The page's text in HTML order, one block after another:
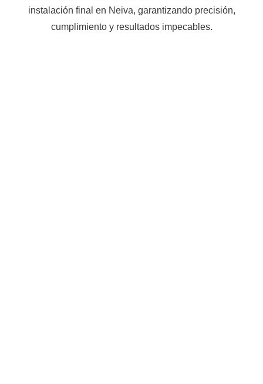
instalación final en Neiva, garantizando precisión,
cumplimiento y resultados impecables.